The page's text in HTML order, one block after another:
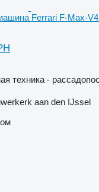
Ferrari F-Max-
техника -
aan den IJssel